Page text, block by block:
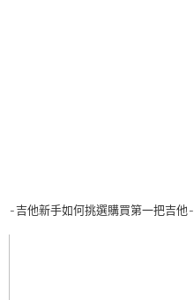
-吉他新手如何挑選購買第一把吉他-